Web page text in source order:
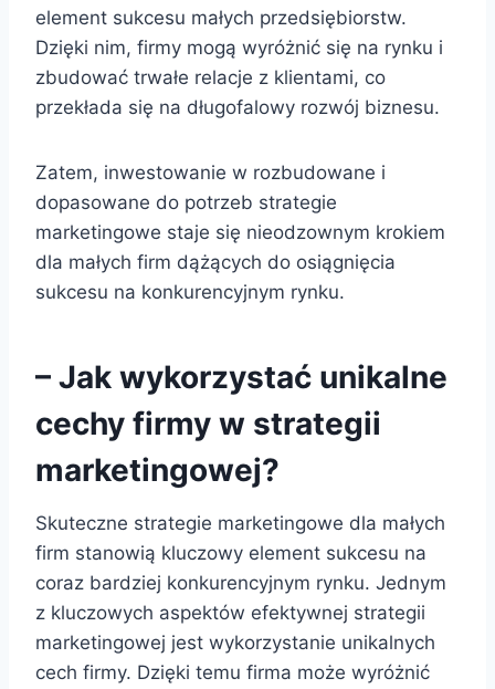
element sukcesu małych przedsiębiorstw.
Dzięki nim, firmy mogą wyróżnić się na rynku i
zbudować trwałe relacje z klientami, co
przekłada się na długofalowy rozwój biznesu.
Zatem, inwestowanie w rozbudowane i
dopasowane do potrzeb strategie
marketingowe staje się nieodzownym krokiem
dla małych firm dążących do osiągnięcia
sukcesu na konkurencyjnym rynku.
– Jak wykorzystać unikalne
cechy firmy w strategii
marketingowej?
Skuteczne strategie marketingowe dla małych
firm stanowią kluczowy element sukcesu na
coraz bardziej konkurencyjnym rynku. Jednym
z kluczowych aspektów efektywnej strategii
marketingowej jest wykorzystanie unikalnych
cech firmy. Dzięki temu firma może wyróżnić